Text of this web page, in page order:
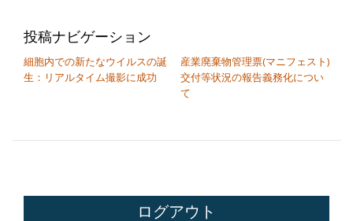
投稿ナビゲーション
細胞内での新たなウイルスの誕
生：リアルタイム撮影に成功
産業廃棄物管理票(マニフェスト)
交付等状況の報告義務化につい
て
ログアウト